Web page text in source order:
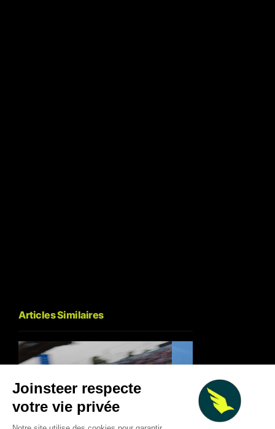
Articles Similaires